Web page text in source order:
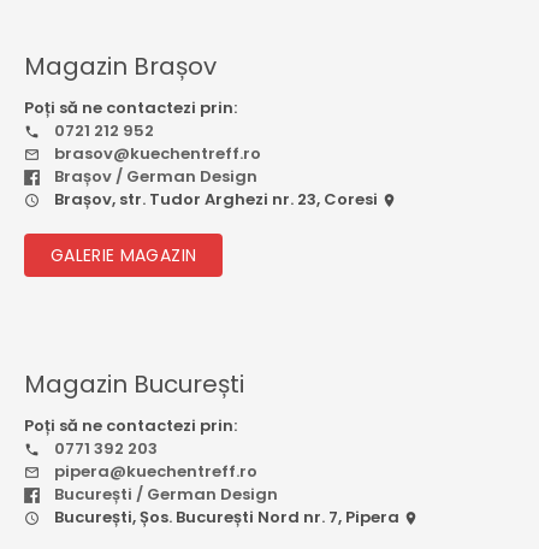
Magazin Brașov
Poți să ne contactezi prin:
0721 212 952
brasov@kuechentreff.ro
Brașov / German Design
Brașov, str. Tudor Arghezi nr. 23, Coresi
GALERIE MAGAZIN
Magazin București
Poți să ne contactezi prin:
0771 392 203
pipera@kuechentreff.ro
București / German Design
București, Șos. București Nord nr. 7, Pipera